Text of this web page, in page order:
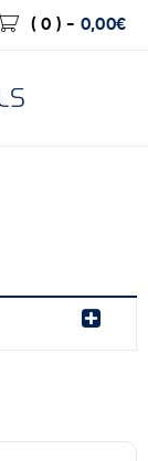
( 0 ) - 0,00€